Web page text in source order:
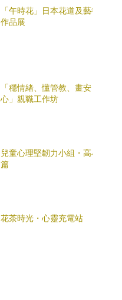
「午時花」日本花道及藝術
作品展
「穩情緒、懂管教、畫安
心」親職工作坊
兒童心理堅韌力小組・高小
篇
花茶時光・心靈充電站